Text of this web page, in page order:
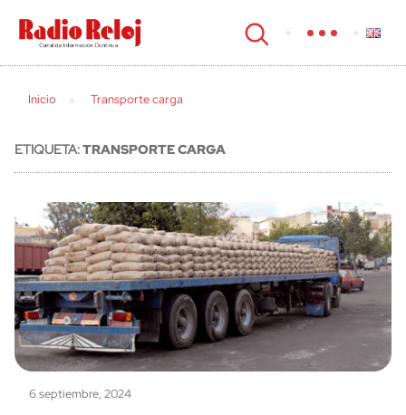
cerrar
Inicio Transporte carga
ETIQUETA:TRANSPORTE CARGA
6 septiembre, 2024